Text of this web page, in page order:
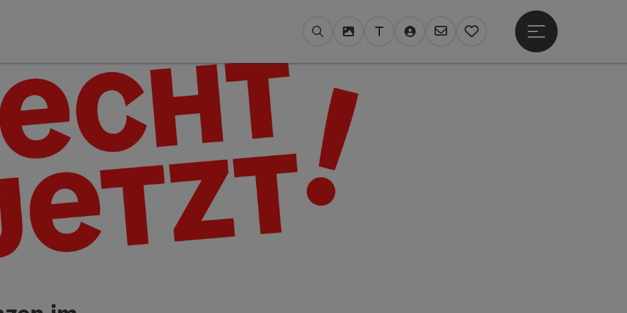
SuchenMediendatenbank
Tourdata Login
Login TV Register
Newsletter
Merkzettel
Hauptmenü öffnen